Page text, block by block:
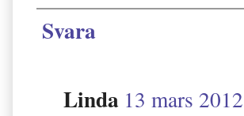
Svara
Linda 13 mars